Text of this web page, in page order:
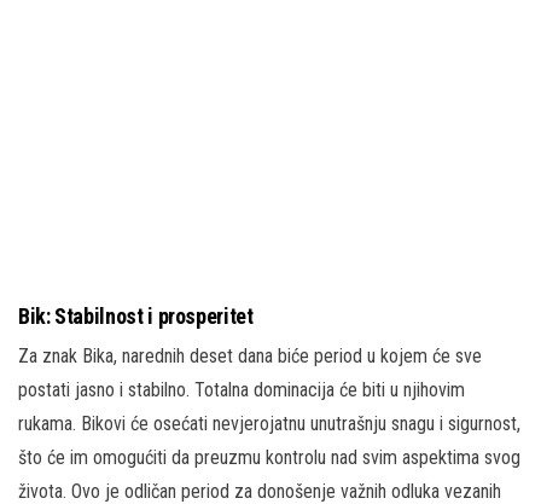
Bik: Stabilnost i prosperitet
Za znak Bika, narednih deset dana biće period u kojem će sve
postati jasno i stabilno. Totalna dominacija će biti u njihovim
rukama. Bikovi će osećati nevjerojatnu unutrašnju snagu i sigurnost,
što će im omogućiti da preuzmu kontrolu nad svim aspektima svog
života. Ovo je odličan period za donošenje važnih odluka vezanih